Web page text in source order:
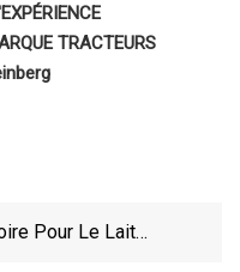
TRACTEURS
Pour Le Lait